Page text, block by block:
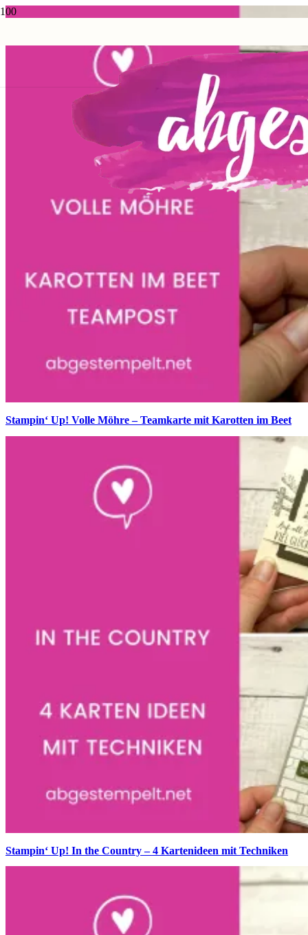
Stampin‘ Up! Volle Möhre – Teamkarte mit Karotten im Beet
Stampin‘ Up! In the Country – 4 Kartenideen mit Techniken